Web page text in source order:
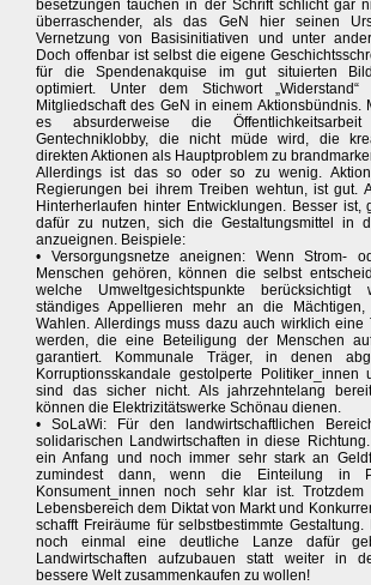
besetzungen tauchen in der Schrift schlicht gar
überraschender, als das GeN hier seinen
Vernetzung von Basisinitiativen und unter
Doch offenbar ist selbst die eigene
für die Spendenakquise im gut situierten
optimiert. Unter dem Stichwort
Mitgliedschaft des GeN in einem Aktionsbündnis.
es absurderweise die
Gentechniklobby, die nicht müde wird, die
direkten Aktionen als Hauptproblem zu
Allerdings ist das so oder so zu wenig.
Regierungen bei ihrem Treiben wehtun, ist gut.
Hinterherlaufen hinter Entwicklungen. Besser ist,
dafür zu nutzen, sich die Gestaltungsmittel in
anzueignen. Beispiele:
• Versorgungsnetze aneignen: Wenn Strom-
Menschen gehören, können die selbst
welche Umweltgesichtspunkte
ständiges Appellieren mehr an die
Wahlen. Allerdings muss dazu auch wirklich eine
werden, die eine Beteiligung der Menschen
garantiert. Kommunale Träger, in denen
Korruptionsskandale gestolperte Politiker_innen
sind das sicher nicht. Als jahrzehntelang
können die Elektrizitätswerke Schönau dienen.
• SoLaWi: Für den landwirtschaftlichen
solidarischen Landwirtschaften in diese
ein Anfang und noch immer sehr stark an
zumindest dann, wenn die Einteilung in
Konsument_innen noch sehr klar ist.
Lebensbereich dem Diktat von Markt und
schafft Freiräume für selbstbestimmte
noch einmal eine deutliche Lanze dafür
Landwirtschaften aufzubauen statt weiter in
bessere Welt zusammenkaufen zu wollen!